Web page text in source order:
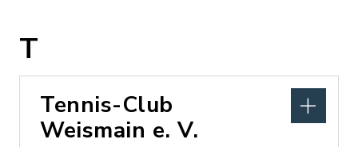
T
Tennis-Club
Weismain e. V.